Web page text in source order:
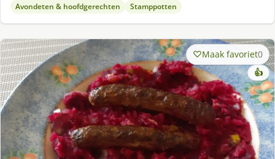
Avondeten & hoofdgerechten Stamppotten
Maak favoriet0
👍